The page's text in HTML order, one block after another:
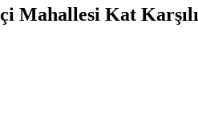
Mahallesi Kat